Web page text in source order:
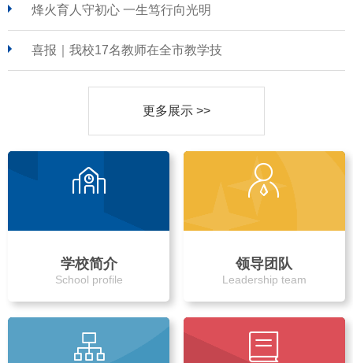
烽火育人守初心 一生笃行向光明
喜报｜我校17名教师在全市教学技
更多展示 >>
学校简介
School profile
领导团队
Leadership team